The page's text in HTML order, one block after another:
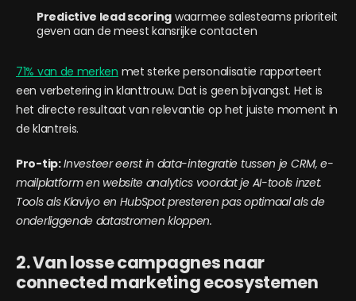
Predictive lead scoring waarmee salesteams prioriteit
geven aan de meest kansrijke contacten
71% van de merken met sterke personalisatie rapporteert
een verbetering in klanttrouw. Dat is geen bijvangst. Het is
het directe resultaat van relevantie op het juiste moment in
de klantreis.
Pro-tip:Investeer eerst in data-integratie tussen je CRM, e-
mailplatform en website analytics voordat je AI-tools inzet.
Tools als Klaviyo en HubSpot presteren pas optimaal als de
onderliggende datastromen kloppen.
2. Van losse campagnes naar
connected marketing ecosystemen